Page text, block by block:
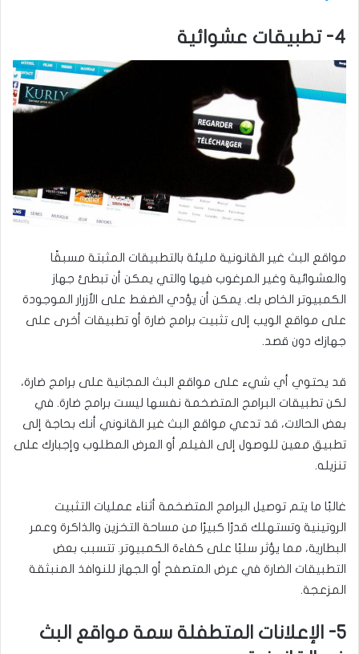
4- تطبيقات عشوائية
مواقع البث غير القانونية مليئة بالتطبيقات المثبتة مسبقًا
والعشوائية وغير المرغوب فيها والتي يمكن أن تبطئ جهاز
الكمبيوتر الخاص بك. يمكن أن يؤدي الضغط على الأزرار الموجودة
على مواقع الويب إلى تثبيت برامج ضارة أو تطبيقات أخرى على
جهازك دون قصد.
قد يحتوي أي شيء على مواقع البث المجانية على برامج ضارة،
لكن تطبيقات البرامج المتضخمة نفسها ليست برامج ضارة. في
بعض الحالات، قد تدعي مواقع البث غير القانوني أنك بحاجة إلى
تطبيق معين للوصول إلى الفيلم أو العرض المطلوب وإجبارك على
تنزيله.
غالبًا ما يتم توصيل البرامج المتضخمة أثناء عمليات التثبيت
الروتينية وتستهلك قدرًا كبيرًا من مساحة التخزين والذاكرة وعمر
البطارية، مما يؤثر سلبًا على كفاءة الكمبيوتر. تتسبب بعض
التطبيقات الضارة في عرض المتصفح أو الجهاز للنوافذ المنبثقة
المزعجة.
5- الإعلانات المتطفلة سمة مواقع البث